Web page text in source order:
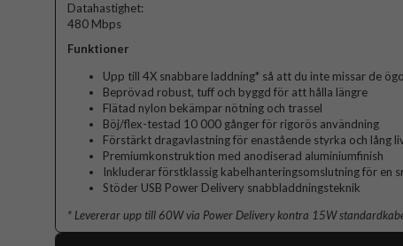
Datahastighet:
480 Mbps
Funktioner
Upp till 4X snabbare laddning* så att du inte missar de
Beprövad robust, tuff och byggd för att hålla längre
Flätad nylon bekämpar nötning och trassel
Böj/flex-testad 10 000 gånger för rigorös användning
Förstärkt dragavlastning för enastående styrka och lång
Premiumkonstruktion med anodiserad aluminiumfinish
Inkluderar förstklassig kabelhanteringsomslutning för en
Stöder USB Power Delivery snabbladdningsteknik
* Levererar upp till 60W via Power Delivery kontra 15W